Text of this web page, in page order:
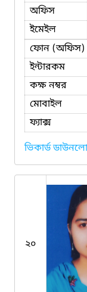
অফিস
ইমেইল
ফোন (অফিস)
ইন্টারকম
কক্ষ নম্বর
মোবাইল
ফ্যাক্স
ভিকার্ড
২০